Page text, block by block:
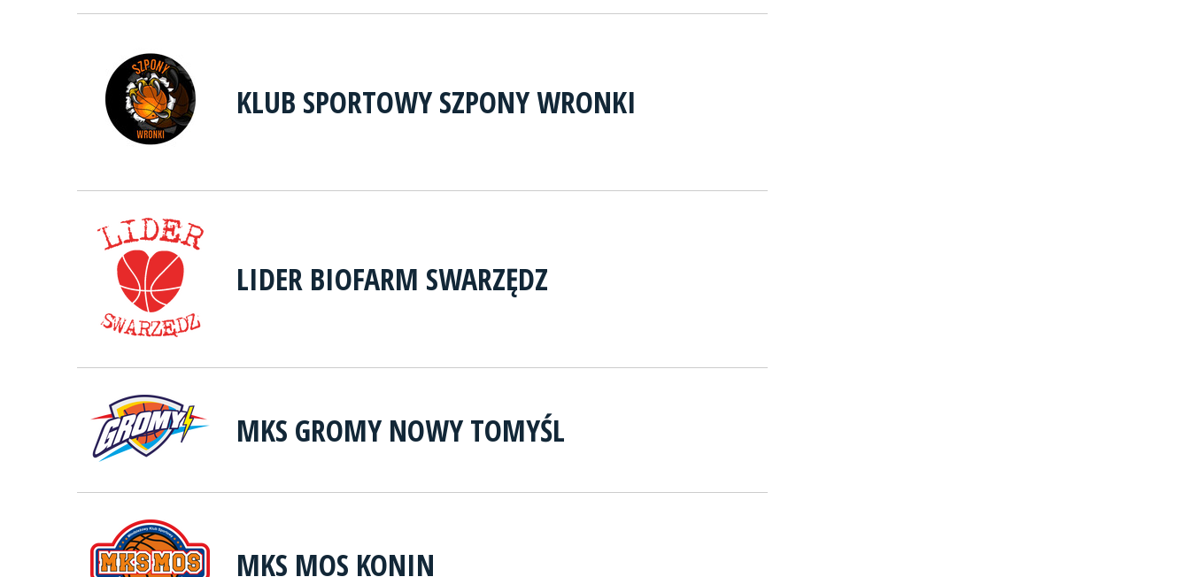
KLUB SPORTOWY SZPONY WRONKI
LIDER BIOFARM SWARZĘDZ
MKS GROMY NOWY TOMYŚL
MKS MOS KONIN